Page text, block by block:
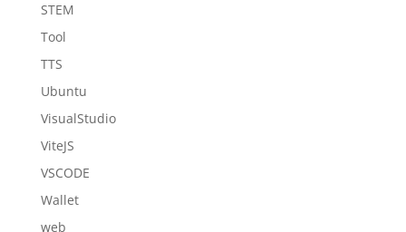
STEM
Tool
TTS
Ubuntu
VisualStudio
ViteJS
VSCODE
Wallet
web